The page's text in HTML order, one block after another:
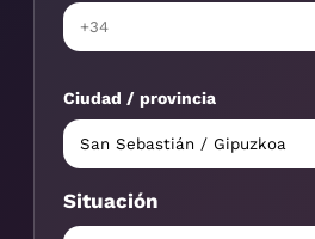
Ciudad / provincia
Situación